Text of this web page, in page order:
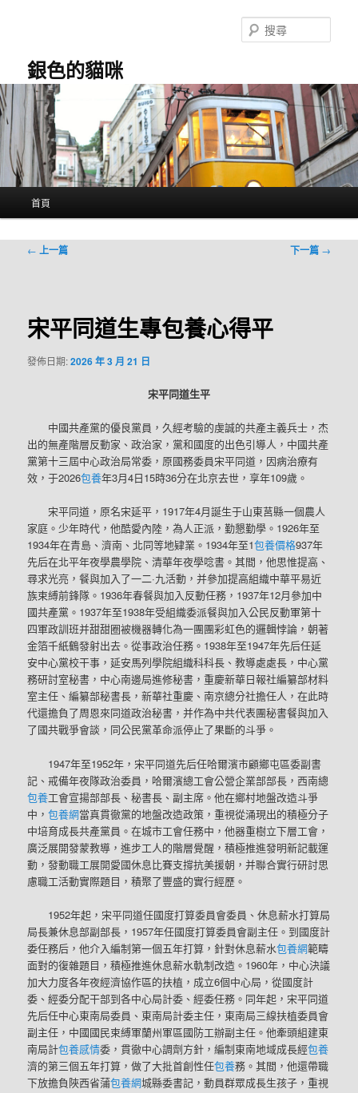
容
銀色的貓咪
尋
首頁
文
← 上一篇 下一篇 →
宋平同道生專包養心得平
發佈日期:2026 年 3 月 21 日
宋平同道生平
中國共產黨的優良黨員，久經考驗的虔誠的共產主義兵士，杰
出的無產階層反動家、政治家，黨和國度的出色引導人，中國共產
黨第十三屆中心政治局常委，原國務委員宋平同道，因病治療有
效，于2026包養年3月4日15時36分在北京去世，享年109歲。
宋平同道，原名宋延平，1917年4月誕生于山東莒縣一個農人
家庭。少年時代，他酷愛內陸，為人正派，勤懇勤學。1926年至
1934年在青島、濟南、北同等地肄業。1934年至1包養價格937年
先后在北平年夜學農學院、清華年夜學唸書。其間，他思惟提高、
尋求光亮，餐與加入了一二·九活動，并參加提高組織中華平易近
族束縛前鋒隊。1936年春餐與加入反動任務，1937年12月參加中
國共產黨。1937年至1938年受組織委派餐與加入公民反動軍第十
四軍政訓班并甜甜圈被機器轉化為一團團彩虹色的邏輯悖論，朝著
金箔千紙鶴發射出去。從事政治任務。1938年至1947年先后任延
安中心黨校干事，延安馬列學院組織科科長、教導處處長，中心黨
務研討室秘書，中心南邊局進修秘書，重慶新華日報社編纂部材料
室主任、編纂部秘書長，新華社重慶、南京總分社擔任人，在此時
代還擔負了周恩來同道政治秘書，并作為中共代表團秘書餐與加入
了國共戰爭會談，同公民黨革命派停止了果斷的斗爭。
1947年至1952年，宋平同道先后任哈爾濱市顧鄉屯區委副書
記、戒備年夜隊政治委員，哈爾濱總工會公營企業部部長，西南總
包養工會宣揚部部長、秘書長、副主席。他在鄉村地盤改造斗爭
中，包養網當真貫徹黨的地盤改造政策，重視從涌現出的積極分子
中培育成長共產黨員。在城市工會任務中，他器重樹立下層工會，
廣泛展開發蒙教導，進步工人的階層覺醒，積極推進發明新記載運
動，發動職工展開愛國休息比賽支撐抗美援朝，并聯合實行研討思
慮職工活動實際題目，積聚了豐盛的實行經歷。
1952年起，宋平同道任國度打算委員會委員、休息薪水打算局
局長兼休息部副部長，1957年任國度打算委員會副主任。到國度計
委任務后，他介入編制第一個五年打算，針對休息薪水包養網範疇
面對的復雜題目，積極推進休息薪水軌制改造。1960年，中心決議
加大力度各年夜經濟協作區的扶植，成立6個中心局，從國度計
委、經委分配干部到各中心局計委、經委任務。同年起，宋平同道
先后任中心東南局委員、東南局計委主任，東南局三線扶植委員會
副主任，中國國民束縛軍蘭州軍區國防工辦副主任。他牽頭組建東
南局計包養感情委，貫徹中心調劑方針，編制東南地域成長經包養
濟的第三個五年打算，做了大批首創性任包養務。其間，他還帶職
下放擔負陜西省蒲包養網城縣委書記，動員群眾成長生孩子，重視